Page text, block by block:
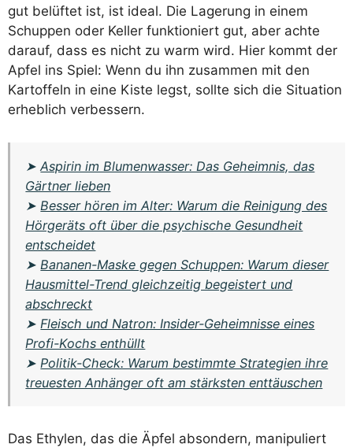
gut belüftet ist, ist ideal. Die Lagerung in einem
Schuppen oder Keller funktioniert gut, aber achte
darauf, dass es nicht zu warm wird. Hier kommt der
Apfel ins Spiel: Wenn du ihn zusammen mit den
Kartoffeln in eine Kiste legst, sollte sich die Situation
erheblich verbessern.
➤Aspirin im Blumenwasser: Das Geheimnis, das
Gärtner lieben
➤ Besser hören im Alter: Warum die Reinigung des
Hörgeräts oft über die psychische Gesundheit
entscheidet
➤ Bananen-Maske gegen Schuppen: Warum dieser
Hausmittel-Trend gleichzeitig begeistert und
abschreckt
➤ Fleisch und Natron: Insider-Geheimnisse eines
Profi-Kochs enthüllt
➤ Politik-Check: Warum bestimmte Strategien ihre
treuesten Anhänger oft am stärksten enttäuschen
Das Ethylen, das die Äpfel absondern, manipuliert